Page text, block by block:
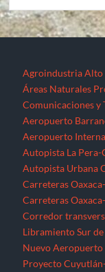
Agroindustria Alto
Áreas Naturales
Comunicaciones y
Aeropuerto
Aeropuerto
Autopista La Pera-
Autopista Urbana
Carreteras
Carreteras
Corredor
Libramiento Sur
Nuevo Aeropuerto
Proyecto